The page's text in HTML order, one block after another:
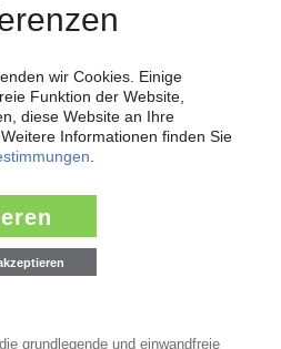
GmbH
Renolit AG
GmbH & Co KG
KG